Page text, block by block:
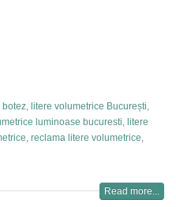
botez, litere volumetrice București
luminoase bucuresti litere
reclama litere volumetrice
Read more...